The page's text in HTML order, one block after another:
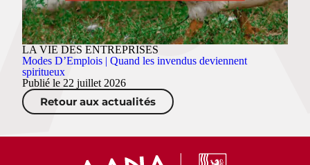
LA VIE DES ENTREPRISES
Modes D’Emplois | Quand les invendus deviennent
spiritueux
Publié le 22 juillet 2026
Retour aux actualités